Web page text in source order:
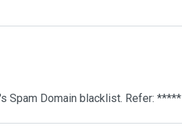
Spam Domain blacklist. Refer: *****